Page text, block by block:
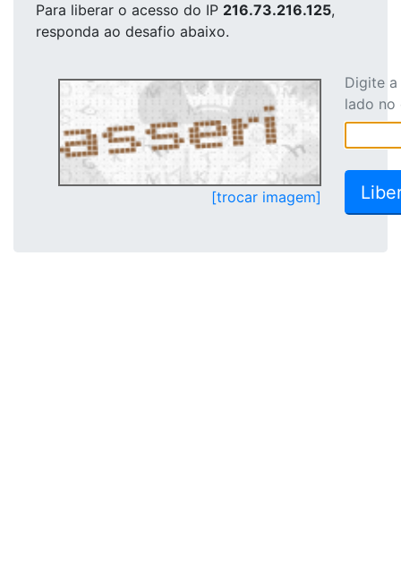
Para liberar o acesso do IP 216.73.216.125,
responda ao desafio abaixo.
[trocar imagem]
Digite
lado no